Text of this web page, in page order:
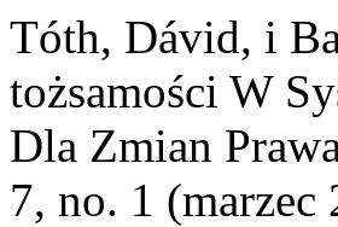
Tóth, Dávid, i
tożsamości W
Dla Zmian
7, no. 1